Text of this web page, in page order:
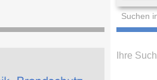
Suchen
Ihre